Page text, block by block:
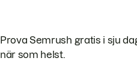
Prova Semrush gratis i sju
när som helst.